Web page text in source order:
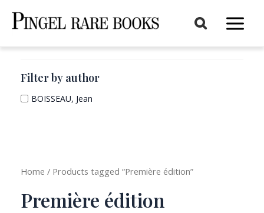
Main
Filter by author
BOISSEAU, Jean
Home / Products tagged “Première édition”
Première édition